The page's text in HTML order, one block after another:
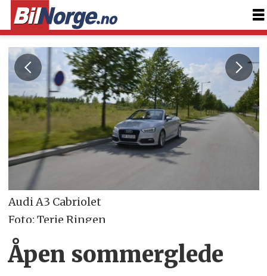
Audi A3 Cabriolet
Foto: Terje Ringen
Åpen sommerglede